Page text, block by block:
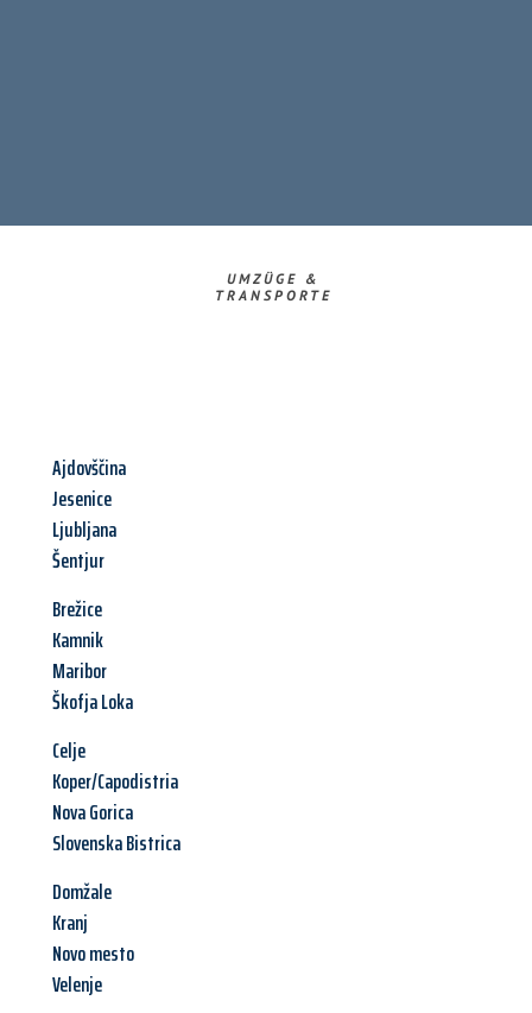
UMZÜGE &
TRANSPORTE
Ajdovščina
Jesenice
Ljubljana
Šentjur
Brežice
Kamnik
Maribor
Škofja Loka
Celje
Koper/Capodistria
Nova Gorica
Slovenska Bistrica
Domžale
Kranj
Novo mesto
Velenje